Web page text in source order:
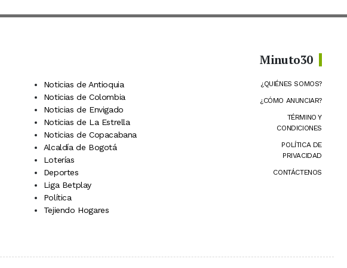
Noticias de Antioquia
Noticias de Colombia
Noticias de Envigado
Noticias de La Estrella
Noticias de Copacabana
Alcaldía de Bogotá
Loterías
Deportes
Liga Betplay
Política
Tejiendo Hogares
Minuto30
¿QUIÉNES SOMOS?
¿CÓMO ANUNCIAR?
TÉRMINO Y
CONDICIONES
POLÍTICA DE
PRIVACIDAD
CONTÁCTENOS